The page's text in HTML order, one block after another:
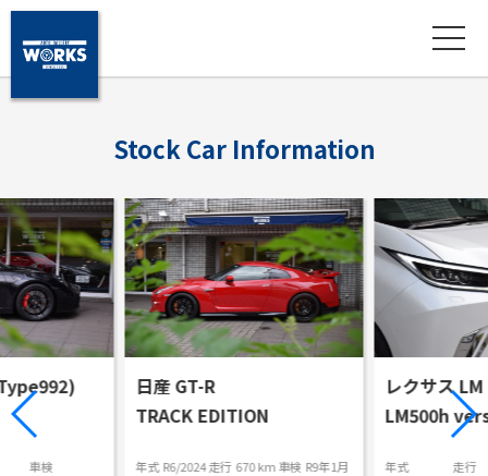
Stock Car Information
車検
日産 GT-R
TRACK EDITION
年式 R6/2024走行 670 km車検 R9年1月
レクサス LM
LM500h
年式
走行